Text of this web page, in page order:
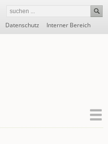
Datenschutz Interner Bereich